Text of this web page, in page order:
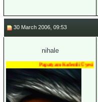
30 March 2006, 09:53
nihale
Papatyam Kıdemli Üyesi